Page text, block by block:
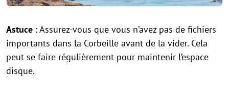
Astuce : Assurez-vous que vous n’avez pas de fichiers
importants dans la Corbeille avant de la vider. Cela
peut se faire régulièrement pour maintenir l’espace
disque.